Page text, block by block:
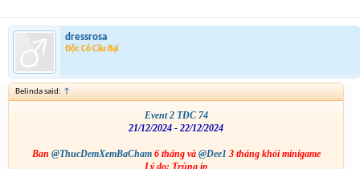
dressrosa
Độc Cô Cầu Bại
Belinda said: ↑
Event 2 TĐC 74
21/12/2024 - 22/12/2024
Ban @ThucDemXemBaCham6 tháng và @Dee1 3 tháng khỏi minigame
Lý do: Trùng ip